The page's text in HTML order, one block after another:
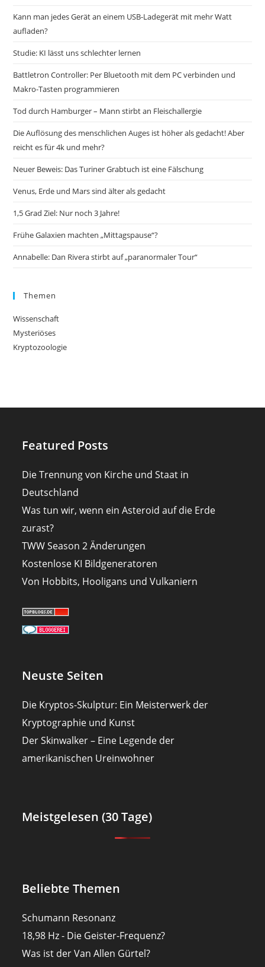
Kann man jedes Gerät an einem USB-Ladegerät mit mehr Watt
aufladen?
Studie: KI lässt uns schlechter lernen
Battletron Controller: Per Bluetooth mit dem PC verbinden und
Makro-Tasten programmieren
Tod durch Hamburger – Mann stirbt an Fleischallergie
Die Auflösung des menschlichen Auges ist höher als gedacht! Aber
reicht es für 4k und mehr?
Neuer Beweis: Das Turiner Grabtuch ist eine Fälschung
Venus, Erde und Mars sind älter als gedacht
1,5 Grad Ziel: Nur noch 3 Jahre!
Frühe Galaxien machten „Mittagspause“?
Annabelle: Dan Rivera stirbt auf „paranormaler Tour“
Themen
Wissenschaft
Mysteriöses
Kryptozoologie
Featured Posts
Die Trennung von Kirche und Staat in
Deutschland
Was tun wir, wenn ein Asteroid auf die Erde
zurast?
TWW Season 2 Änderungen
Kostenlose KI Bildgeneratoren
Von Hobbits, Hooligans und Vulkaniern
Neuste Seiten
Die Kryptos-Skulptur: Ein Meisterwerk der
Kryptographie und Kunst
Der Skinwalker – Eine Legende der
amerikanischen Ureinwohner
Meistgelesen (30 Tage)
Beliebte Themen
Schumann Resonanz
18,98 Hz - Die Geister-Frequenz?
Was ist der Van Allen Gürtel?